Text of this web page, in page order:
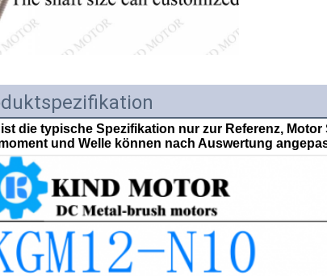
die typische Spezifikation nur zur Referenz,
und Welle können nach Auswertung